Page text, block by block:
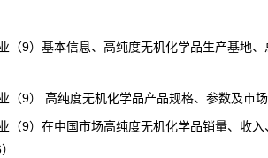
基本信息、高纯度无机化学品生产基地、
高纯度无机化学品产品规格、参数及市场
在中国市场高纯度无机化学品销量、收入